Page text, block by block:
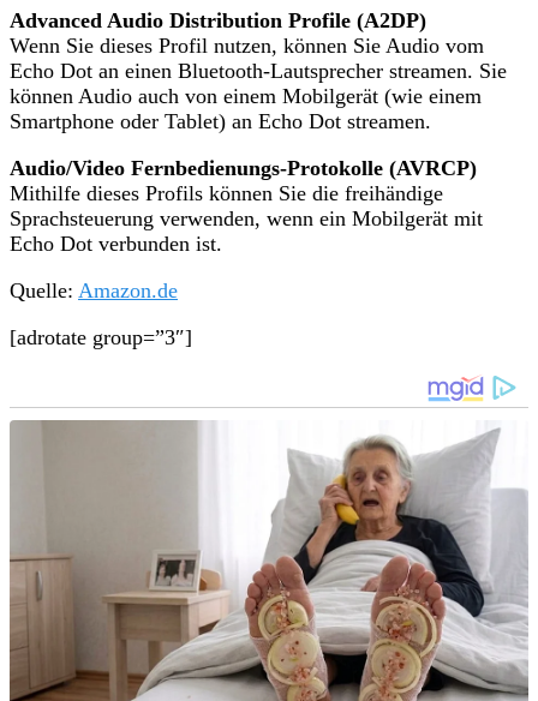
Advanced Audio Distribution Profile (A2DP)
Wenn Sie dieses Profil nutzen, können Sie Audio vom
Echo Dot an einen Bluetooth-Lautsprecher streamen. Sie
können Audio auch von einem Mobilgerät (wie einem
Smartphone oder Tablet) an Echo Dot streamen.
Audio/Video Fernbedienungs-Protokolle (AVRCP)
Mithilfe dieses Profils können Sie die freihändige
Sprachsteuerung verwenden, wenn ein Mobilgerät mit
Echo Dot verbunden ist.
Quelle: Amazon.de
[adrotate group=”3″]